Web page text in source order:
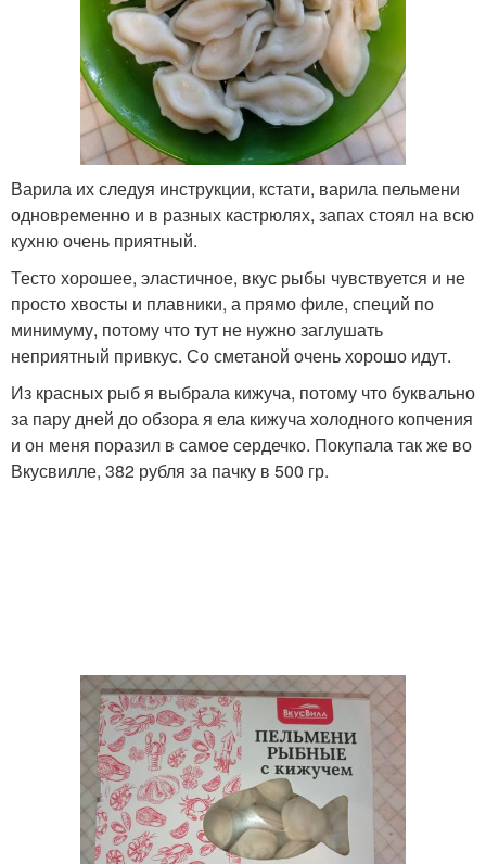
Варила их следуя инструкции, кстати, варила пельмени
одновременно и в разных кастрюлях, запах стоял на всю
кухню очень приятный.
Тесто хорошее, эластичное, вкус рыбы чувствуется и не
просто хвосты и плавники, а прямо филе, специй по
минимуму, потому что тут не нужно заглушать
неприятный привкус. Со сметаной очень хорошо идут.
Из красных рыб я выбрала кижуча, потому что буквально
за пару дней до обзора я ела кижуча холодного копчения
и он меня поразил в самое сердечко. Покупала так же во
Вкусвилле, 382 рубля за пачку в 500 гр.